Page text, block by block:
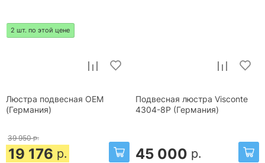
2 шт. по этой цене
Люстра подвесная OEM
(Германия)
39 950 р.
19 176 р.
Подвесная люстра Visconte
4304-8P (Германия)
45 000 р.